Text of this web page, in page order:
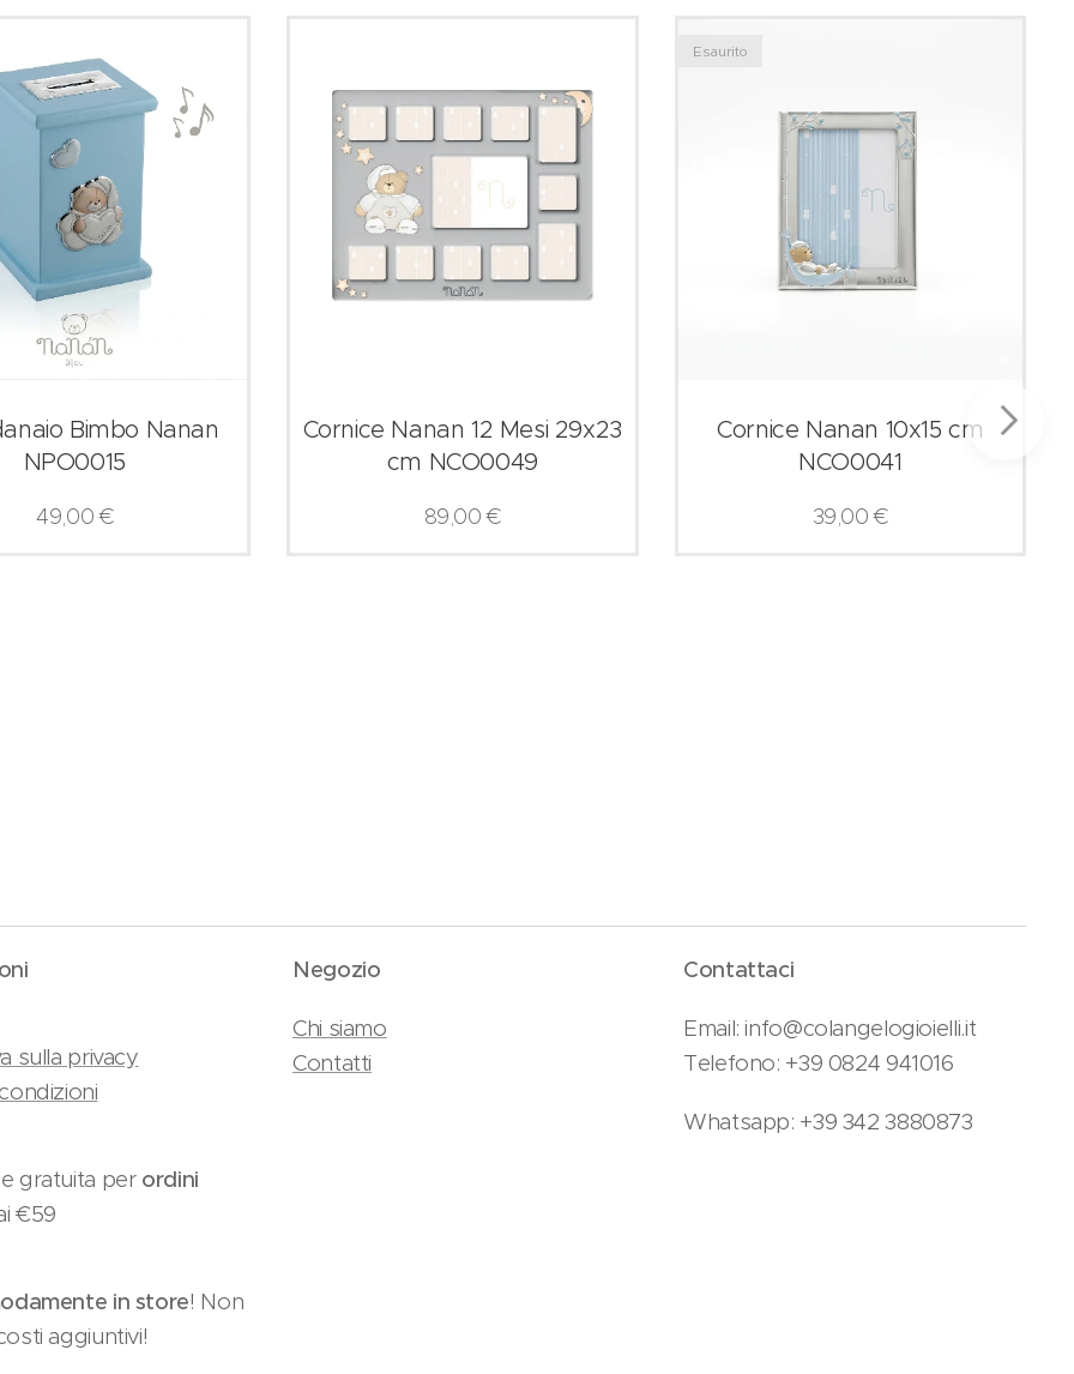
Bimbo Nanan
NPO0015
49,00€
Cornice Nanan 12 Mesi 29x23
cm NCO0049
89,00€
Cornice Nanan 10x15 cm
NCO0041
Esaurito
39,00€
sulla privacy
gratuita perordini
€59
in store! Non
aggiuntivi!
Negozio
Chi siamo
Contatti
Contattaci
Email: info@colangelogioielli.it
Telefono: +39 0824 941016
Whatsapp: +39 342 3880873